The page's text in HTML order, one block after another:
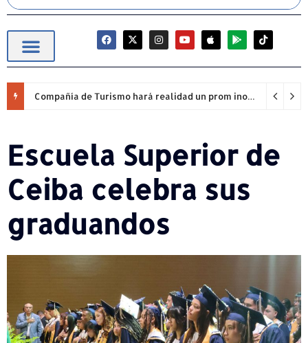
Compañía de Turismo hará realidad un prom inolvidable junto a Jowell para estudiantes de la Escuela Gabriela Mistral
Escuela Superior de
Ceiba celebra sus
graduandos